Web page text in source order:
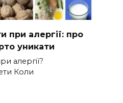
при алергії: про
уникати
алергії?
Коли